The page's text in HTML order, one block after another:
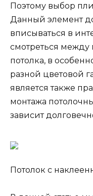
Поэтому выбор
Данный элемент
вписываться в
смотреться
потолка, в
разной цветовой
является также
монтажа
зависит
Потолок с